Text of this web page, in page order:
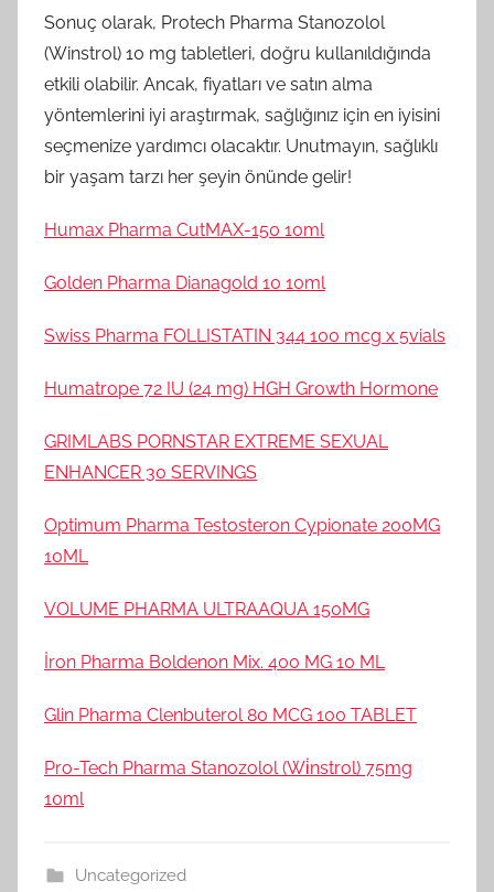
Sonuç olarak, Protech Pharma Stanozolol
(Winstrol) 10 mg tabletleri, doğru kullanıldığında
etkili olabilir. Ancak, fiyatları ve satın alma
yöntemlerini iyi araştırmak, sağlığınız için en iyisini
seçmenize yardımcı olacaktır. Unutmayın, sağlıklı
bir yaşam tarzı her şeyin önünde gelir!
Humax Pharma CutMAX-150 10ml
Golden Pharma Dianagold 10 10ml
Swiss Pharma FOLLISTATIN 344 100 mcg x 5vials
Humatrope 72 IU (24 mg) HGH Growth Hormone
GRIMLABS PORNSTAR EXTREME SEXUAL
ENHANCER 30 SERVINGS
Optimum Pharma Testosteron Cypionate 200MG
10ML
VOLUME PHARMA ULTRAAQUA 150MG
İron Pharma Boldenon Mix. 400 MG 10 ML
Glin Pharma Clenbuterol 80 MCG 100 TABLET
Pro-Tech Pharma Stanozolol (Wi̇nstrol) 75mg
10ml
Uncategorized